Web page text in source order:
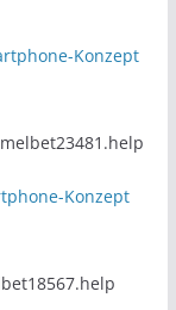
Konzept
Konzept